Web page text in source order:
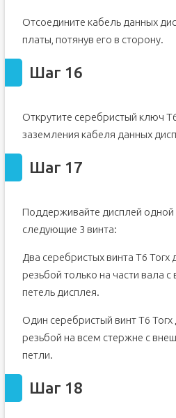
Отсоедините кабель данных
платы, потянув его в сторону.
Шаг 16
Открутите серебристый ключ
заземления кабеля данных
Шаг 17
Поддерживайте дисплей одной
следующие 3 винта:
Два серебристых винта T6
резьбой только на части вала
петель дисплея.
Один серебристый винт T6
резьбой на всем стержне с
петли.
Шаг 18